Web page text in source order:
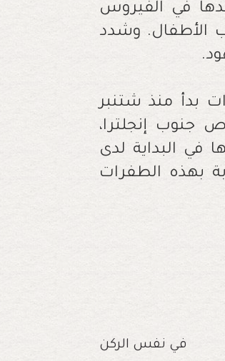
في الفيروس
الأطفال. وشدد
بدأ منذ شتنبر
جنوب إنجلترا،
في البداية لدى
بهذه الطفرات
في نفس الركن